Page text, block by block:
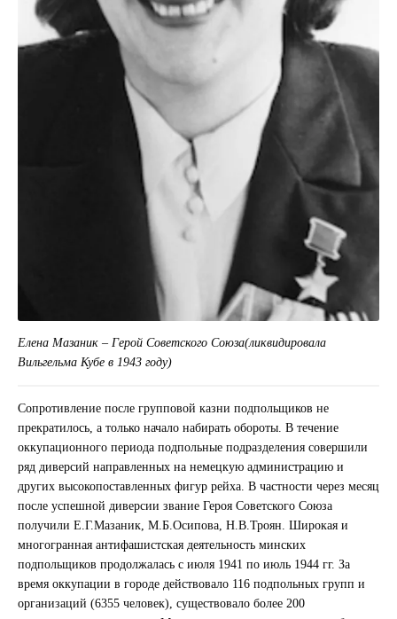
Елена Мазаник – Герой Советского Союза(ликвидировала
Вильгельма Кубе в 1943 году)
Сопротивление после групповой казни подпольщиков не
прекратилось, а только начало набирать обороты. В течение
оккупационного периода подпольные подразделения совершили
ряд диверсий направленных на немецкую администрацию и
других высокопоставленных фигур рейха. В частности через месяц
после успешной диверсии звание Героя Советского Союза
получили Е.Г.Мазаник, М.Б.Осипова, Н.В.Троян. Широкая и
многогранная антифашистская деятельность минских
подпольщиков продолжалась с июля 1941 по июль 1944 гг. За
время оккупации в городе действовало 116 подпольных групп и
организаций (6355 человек), существовало более 200